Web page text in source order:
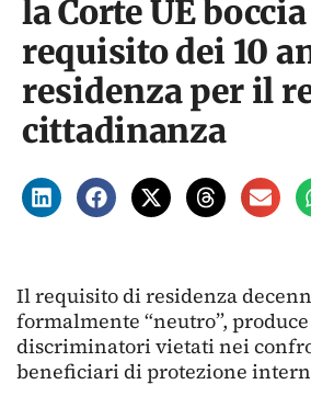
la Corte UE
requisito dei 10
residenza per il
cittadinanza
Il requisito di residenza
formalmente “neutro”,
discriminatori vietati nei
beneficiari di protezione